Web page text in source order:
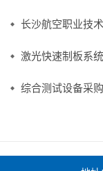
长沙航空职业技
激光快速制板系
综合测试设备采